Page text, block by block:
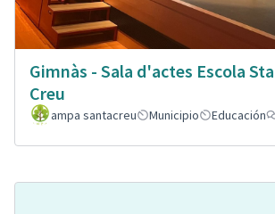
Gimnàs - Sala d'actes Escola Sta
Creu
ampa santacreu Municipio Educación